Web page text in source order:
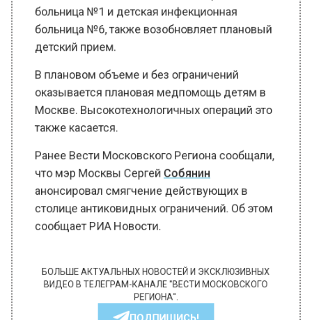
больница №6, также возобновляет плановый
детский прием.
В плановом объеме и без ограничений
оказывается плановая медпомощь детям в
Москве. Высокотехнологичных операций это
также касается.
Ранее Вести Московского Региона сообщали,
что мэр Москвы СергейСобянин
анонсировал смягчение действующих в
столице антиковидных ограничений. Об этом
сообщает РИА Новости.
БОЛЬШЕ АКТУАЛЬНЫХ НОВОСТЕЙ И ЭКСКЛЮЗИВНЫХ
ВИДЕО В ТЕЛЕГРАМ-КАНАЛЕ "ВЕСТИ МОСКОВСКОГО